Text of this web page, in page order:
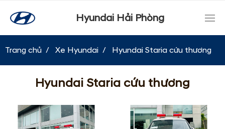
Hyundai Hải Phòng
Trang chủ Xe Hyundai Hyundai Staria cứu thương
Hyundai Staria cứu thương